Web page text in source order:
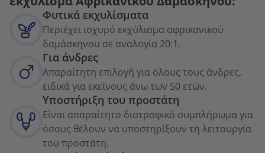
Φυτικά εκχυλίσματα
Περιέχει ισχυρό εκχύλισμα αφρικανικού
δαμάσκηνου σε αναλογία 20:1.
Για άνδρες
Απαραίτητη επιλογή για όλους τους άνδρες,
ειδικά για εκείνους άνω των 50 ετών.
Υποστήριξη του προστάτη
Είναι απαραίτητο διατροφικό συμπλήρωμα για
όσους θέλουν να υποστηρίξουν τη λειτουργία
του προστάτη.